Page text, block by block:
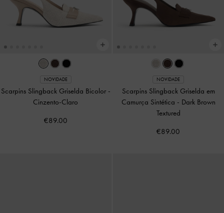
NOVIDADE
Scarpins Slingback Griselda Bicolor -
Cinzento-Claro
€89.00
NOVIDADE
Scarpins Slingback Griselda em
Camurça Sintética - Dark Brown
Textured
€89.00